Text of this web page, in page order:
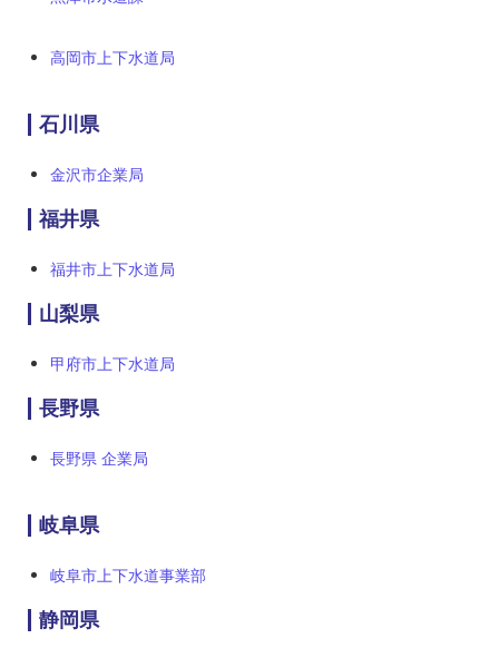
高岡市上下水道局
石川県
金沢市企業局
福井県
福井市上下水道局
山梨県
甲府市上下水道局
長野県
長野県 企業局
岐阜県
岐阜市上下水道事業部
静岡県